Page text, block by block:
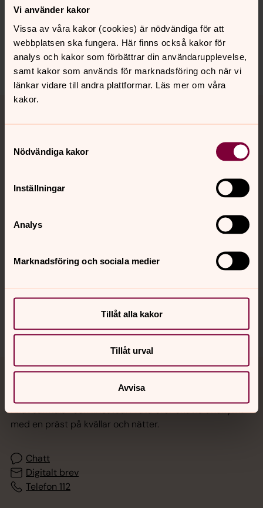
Vi använder kakor
Vissa av våra kakor (cookies) är nödvändiga för att
webbplatsen ska fungera. Här finns också kakor för
analys och kakor som förbättrar din användarupplevelse,
samt kakor som används för marknadsföring och när vi
länkar vidare till andra plattformar. Läs mer om våra
kakor.
Nödvändiga kakor
Inställningar
Analys
Marknadsföring och sociala medier
Tillåt alla kakor
Tillåt urval
Avvisa
Synpunkter eller frågor på sidans
innehåll?
norrkoping@svenskakyrkan.se
Dela
Tillbaka till toppen
Tillbaka till innehållet
Kontakt
Sociala kanaler
Jourhavande präst
Akut samtals- och krisstöd. Prata eller chatta anonymt
med en präst på kvällar och nätter.
Chatt
Digitalt brev
Telefon 112